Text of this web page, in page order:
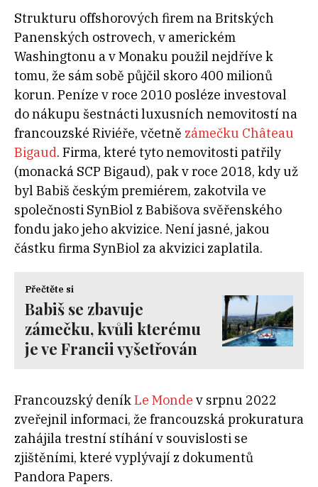
Strukturu offshorových firem na Britských
Panenských ostrovech, v americkém
Washingtonu a v Monaku použil nejdříve k
tomu, že sám sobě půjčil skoro 400 milionů
korun. Peníze v roce 2010 posléze investoval
do nákupu šestnácti luxusních nemovitostí na
francouzské Riviéře, včetně zámečku Château
Bigaud. Firma, které tyto nemovitosti patřily
(monacká SCP Bigaud), pak v roce 2018, kdy už
byl Babiš českým premiérem, zakotvila ve
společnosti SynBiol z Babišova svěřenského
fondu jako jeho akvizice. Není jasné, jakou
částku firma SynBiol za akvizici zaplatila.
Přečtěte si
Babiš se zbavuje
zámečku, kvůli kterému
je ve Francii vyšetřován
Francouzský deníkLe Monde v srpnu 2022
zveřejnil informaci, že francouzská prokuratura
zahájila trestní stíhání v souvislosti se
zjištěními, které vyplývají z dokumentů
Pandora Papers.